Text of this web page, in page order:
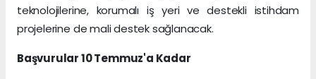
teknolojilerine, korumalı iş yeri ve destekli istihdam
projelerine de mali destek sağlanacak.
Başvurular 10 Temmuz'a Kadar